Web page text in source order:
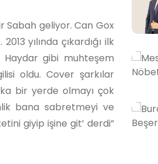
Sabah geliyor. Can Gox
yılında çıkardığı ilk
Haydar gibi muhteşem
oldu. Cover şarkılar
bir yerde olmayı çok
bana sabretmeyi ve
giyip işine git’ derdi”